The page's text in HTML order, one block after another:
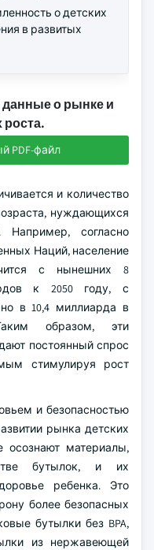
о детских
в развитых
данные о рынке и
роста.
PDF-файл
и количество
нуждающихся
согласно
Наций, население
с нынешних 8
к 2050 году, с
в 10,4 миллиарда в
образом, эти
постоянный спрос
стимулируя рост
и безопасностью
рынка детских
осознают материалы,
бутылок, и их
ребенка. Это
более безопасных
бутылки без BPA,
из нержавеющей